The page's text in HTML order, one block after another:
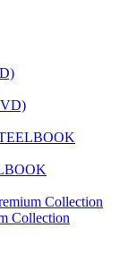
Collection
Collection